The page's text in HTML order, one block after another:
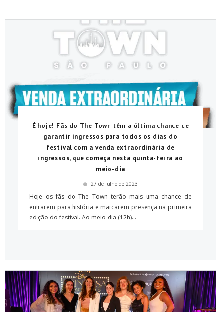
É hoje! Fãs do The Town têm a última chance de
garantir ingressos para todos os dias do
festival com a venda extraordinária de
ingressos, que começa nesta quinta-feira ao
meio-dia
27 de julho de 2023
Hoje os fãs do The Town terão mais uma chance de
entrarem para história e marcarem presença na primeira
edição do festival. Ao meio-dia (12h)...